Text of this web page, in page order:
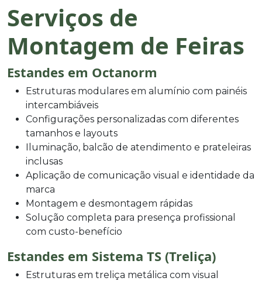
Serviços de
Montagem de Feiras
Estandes em Octanorm
Estruturas modulares em alumínio com painéis
intercambiáveis
Configurações personalizadas com diferentes
tamanhos e layouts
Iluminação, balcão de atendimento e prateleiras
inclusas
Aplicação de comunicação visual e identidade da
marca
Montagem e desmontagem rápidas
Solução completa para presença profissional
com custo-benefício
Estandes em Sistema TS (Treliça)
Estruturas em treliça metálica com visual